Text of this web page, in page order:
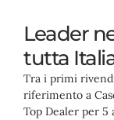
Leader
tutta
Tra i primi
riferimento a
Top Dealer per 5